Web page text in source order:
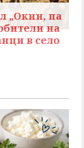
„Окни, па
на
в село